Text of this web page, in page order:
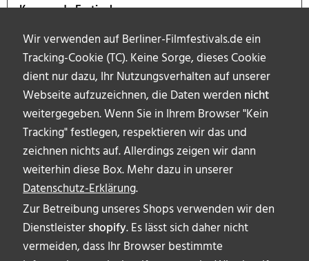
Wir verwenden auf Berliner-Filmfestivals.de ein
Tracking-Cookie (TC). Keine Sorge, dieses Cookie
dient nur dazu, Ihr Nutzungsverhalten auf unserer
Webseite aufzuzeichnen, die Daten werden nicht
weitergegeben. Wenn Sie in Ihrem Browser "Kein
Tracking" festlegen, respektieren wir das und
zeichnen nichts auf. Allerdings zeigen wir dann
weiterhin diese Box. Mehr dazu in unserer
Datenschutz-Erklärung.
Zur Betreibung unseres Shops verwenden wir den
Dienstleistershopify. Es lässt sich daher nicht
vermeiden, dass Ihr Browser bestimmte
Kommende Festivals